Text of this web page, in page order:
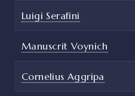
Luigi Serafini
Manuscrit Voynich
Cornelius Aggripa